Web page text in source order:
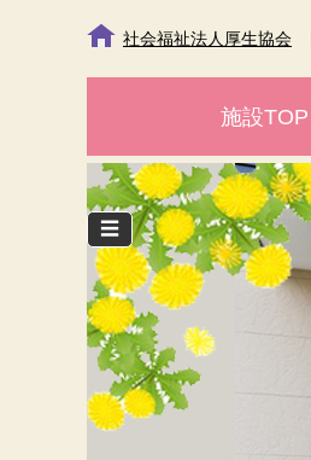
社会福祉法人厚生協会
施設TOP
☰